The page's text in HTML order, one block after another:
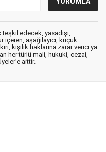
edecek, yasadışı,
aşağılayıcı, küçük
kişilik haklarına zarar verici ya
her türlü mali, hukuki, cezai,
aittir.